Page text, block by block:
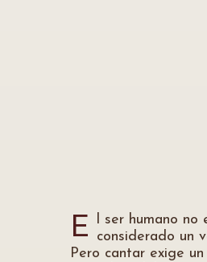
E
l ser humano no
considerado un
Pero cantar exige